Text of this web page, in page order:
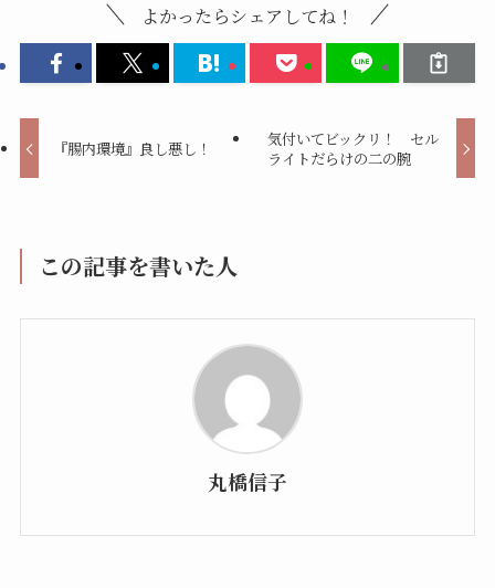
よかったらシェアしてね！
『腸内環境』良し悪し！
気付いてビックリ！ セル
ライトだらけの二の腕
この記事を書いた人
丸橋信子